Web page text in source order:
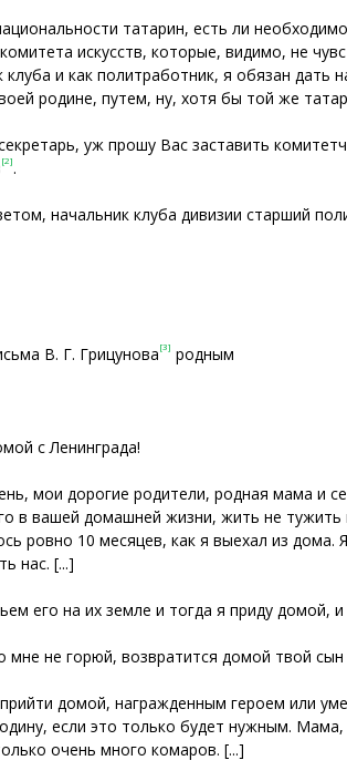
татарин, есть ли
искусств, которые, видимо, не
клуба и как политработник, я обязан
родине, путем, ну, хотя бы той же
уж прошу Вас заставить
[2].
начальник клуба дивизии старший
В. Г. Грицунова [3] родным
с Ленинграда!
мои дорогие родители, родная мама и
в вашей домашней жизни, жить не
ровно 10 месяцев, как я выехал из
нас. [...]
его на их земле и тогда я приду домой,
не горюй, возвратится домой твой сын
домой, награжденным героем или
если это только будет нужным. Мама,
очень много комаров. [...]